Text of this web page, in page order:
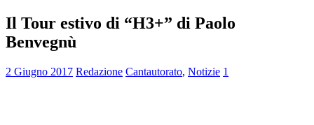
Il Tour estivo di “H3+” di Paolo
Benvegnù
2 Giugno 2017 Redazione Cantautorato, Notizie 1